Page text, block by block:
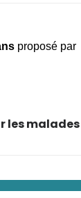
proposé par
les malades